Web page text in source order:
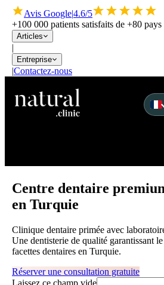
Avis Google|4.6/5
+100 000 patients satisfaits de +80 pays
Articles
|
Entreprise
|Contactez-nous
Centre dentaire
en Turquie
Clinique dentaire primée avec
Une dentisterie de qualité garantissant
facettes dentaires en Turquie.
Réserver une consultation gratuite
Laissez ce champ vide